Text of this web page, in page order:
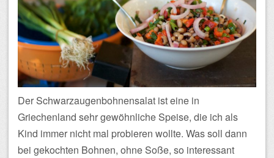
Der Schwarzaugenbohnensalat ist eine in
Griechenland sehr gewöhnliche Speise, die ich als
Kind immer nicht mal probieren wollte. Was soll dann
bei gekochten Bohnen, ohne Soße, so interessant